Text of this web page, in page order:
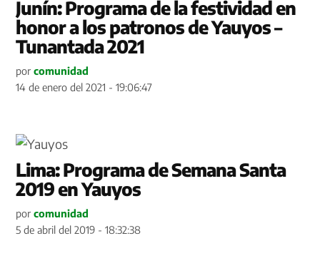
Junín: Programa de la festividad en
honor a los patronos de Yauyos –
Tunantada 2021
por comunidad
14 de enero del 2021 - 19:06:47
Lima: Programa de Semana Santa
2019 en Yauyos
por comunidad
5 de abril del 2019 - 18:32:38